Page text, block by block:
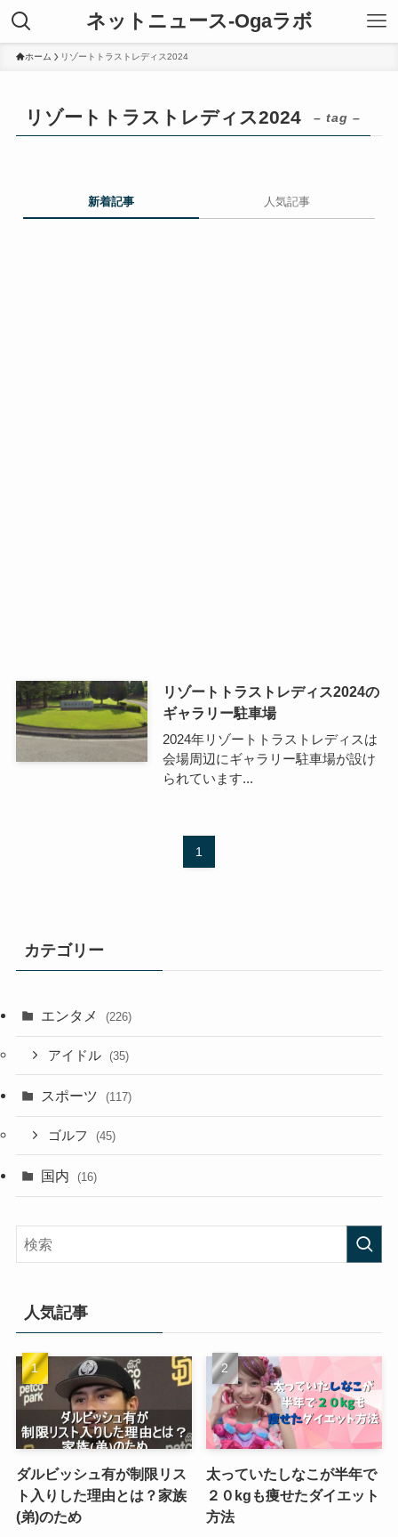
ネットニュース-Ogaラボ
ホーム リゾートトラストレディス2024
リゾートトラストレディス2024 – tag –
新着記事 人気記事
リゾートトラストレディス2024の
ギャラリー駐車場
2024年リゾートトラストレディスは
会場周辺にギャラリー駐車場が設け
られています...
1
カテゴリー
エンタメ (226)
アイドル (35)
スポーツ (117)
ゴルフ (45)
国内 (16)
人気記事
ダルビッシュ有が制限リス
ト入りした理由とは？家族
(弟)のため
太っていたしなこが半年で
２０kgも痩せたダイエット
方法